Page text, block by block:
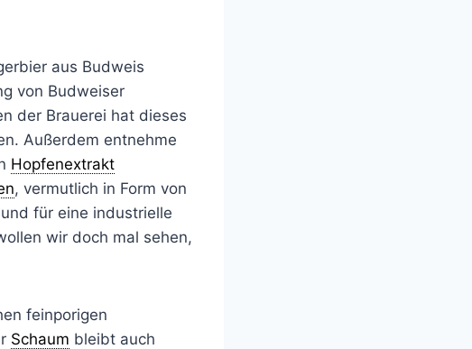
aus Budweis
von Budweiser
der Brauerei hat dieses
Außerdem entnehme
Hopfenextrakt
, vermutlich in Form von
für eine industrielle
wir doch mal sehen,
feinporigen
Schaum bleibt auch